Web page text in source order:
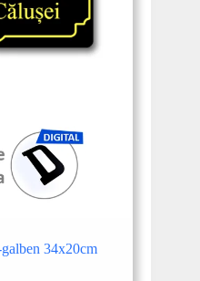
34x20cm